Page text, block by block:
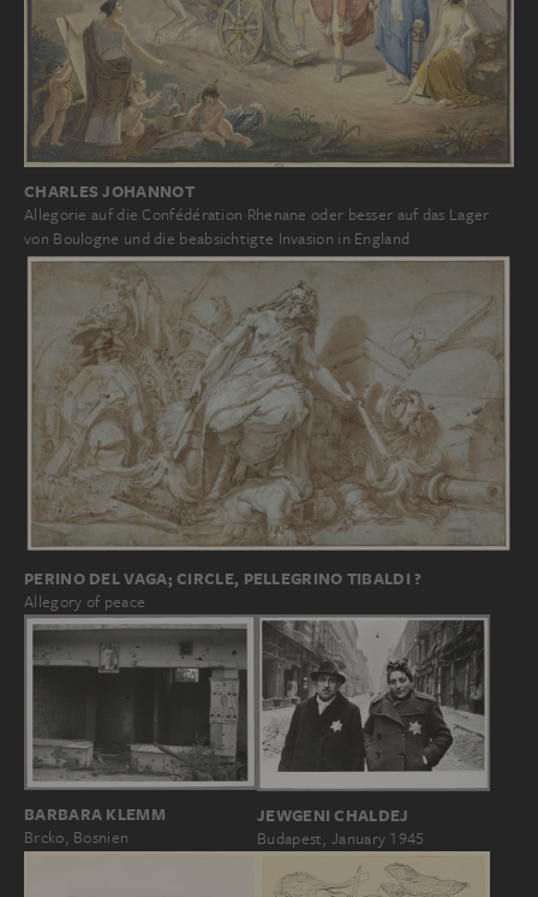
CHARLES JOHANNOT
Allegorie auf die Confédération Rhenane oder besser auf das Lager
von Boulogne und die beabsichtigte Invasion in England
PERINO DEL VAGA; CIRCLE, PELLEGRINO TIBALDI ?
Allegory of peace
BARBARA KLEMM
Brcko, Bosnien
JEWGENI CHALDEJ
Budapest, January 1945